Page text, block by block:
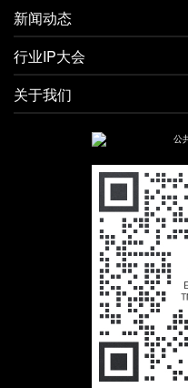
新闻动态
行业IP大会
关于我们